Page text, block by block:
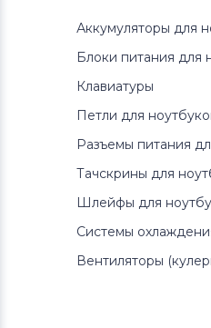
Аккумуляторы для
Блоки питания для
Клавиатуры
Петли для
Разъемы питания
Тачскрины для
Шлейфы для
Системы
Вентиляторы